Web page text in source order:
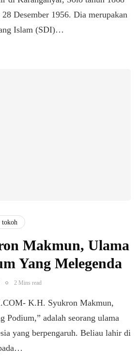
Desember 1956. Dia merupakan
Islam (SDI)…
tokoh
Makmun, Ulama
Yang Melegenda
2 Mins read
K.H. Syukron Makmun,
Podium,” adalah seorang ulama
yang berpengaruh. Beliau lahir di